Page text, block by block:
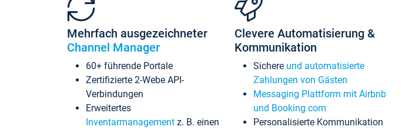
Mehrfach ausgezeichneter
Channel Manager
60+ führende Portale
Zertifizierte 2-Webe API-
Verbindungen
Erweitertes
Inventarmanagement z. B. einen
Clevere Automatisierung &
Kommunikation
Sichere und automatisierte
Zahlungen von Gästen
Messaging Plattform mit Airbnb
und Booking.com
Personalisierte Kommunikation